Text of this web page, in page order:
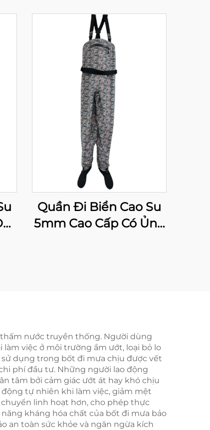
Quần Đi Biển Cao Su
5mm Cao Cấp Có Ủng
nước truyền thống. Người dùng
việc ở môi trường ẩm ướt, loại bỏ lo
dụng trong bốt đi mưa chịu được vết
phí đầu tư. Những người lao động
tâm bởi cảm giác ướt át hay khó chịu
tự nhiên khi làm việc, giảm mệt
linh hoạt hơn, cho phép thực
kháng hóa chất của bốt đi mưa bảo
an toàn sức khỏe và ngăn ngừa kích